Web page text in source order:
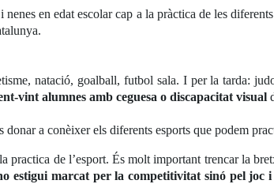
en edat escolar cap a la pràctica de les
natació, goalball, futbol sala. I per la tarda:
vint alumnes amb ceguesa o discapacitat visual
a conèixer els diferents esports que podem
practica de l’esport. És molt important trencar la
estigui marcat per la competitivitat sinó pel joc i